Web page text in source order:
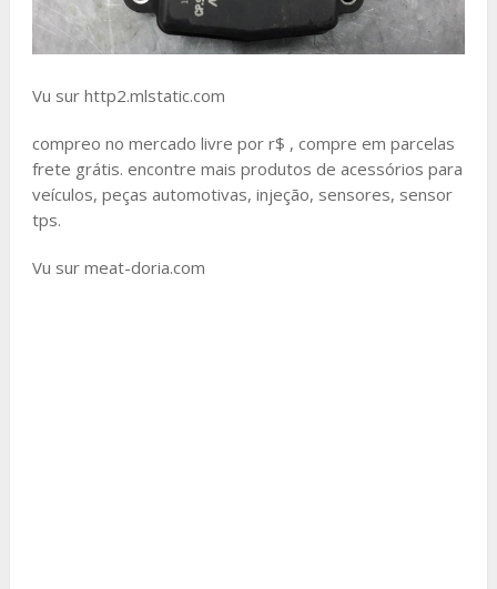
Vu sur http2.mlstatic.com
compreo no mercado livre por r$ , compre em parcelas
frete grátis. encontre mais produtos de acessórios para
veículos, peças automotivas, injeção, sensores, sensor
tps.
Vu sur meat-doria.com